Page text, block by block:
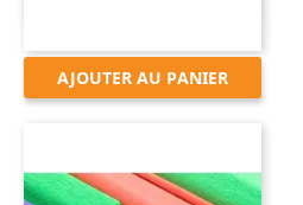
AJOUTER AU PANIER